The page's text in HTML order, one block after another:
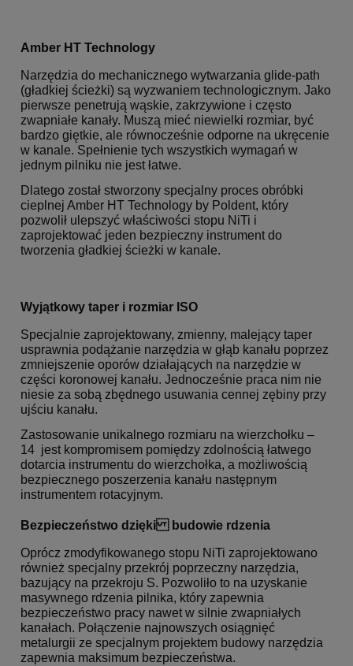
Amber HT Technology
Narzędzia do mechanicznego wytwarzania glide-path
(gładkiej ścieżki) są wyzwaniem technologicznym. Jako
pierwsze penetrują wąskie, zakrzywione i często
zwapniałe kanały. Muszą mieć niewielki rozmiar, być
bardzo giętkie, ale równocześnie odporne na ukręcenie
w kanale. Spełnienie tych wszystkich wymagań w
jednym pilniku nie jest łatwe.
Dlatego został stworzony specjalny proces obróbki
cieplnej Amber HT Technology by Poldent, który
pozwolił ulepszyć właściwości stopu NiTi i
zaprojektować jeden bezpieczny instrument do
tworzenia gładkiej ścieżki w kanale.
Wyjątkowy taper i rozmiar ISO
Specjalnie zaprojektowany, zmienny, malejący taper
usprawnia podążanie narzędzia w głąb kanału poprzez
zmniejszenie oporów działających na narzędzie w
części koronowej kanału. Jednocześnie praca nim nie
niesie za sobą zbędnego usuwania cennej zębiny przy
ujściu kanału.
Zastosowanie unikalnego rozmiaru na wierzchołku –
14 jest kompromisem pomiędzy zdolnością łatwego
dotarcia instrumentu do wierzchołka, a możliwością
bezpiecznego poszerzenia kanału następnym
instrumentem rotacyjnym.
Bezpieczeństwo dzięki budowie rdzenia
Oprócz zmodyfikowanego stopu NiTi zaprojektowano
również specjalny przekrój poprzeczny narzędzia,
bazujący na przekroju S. Pozwoliło to na uzyskanie
masywnego rdzenia pilnika, który zapewnia
bezpieczeństwo pracy nawet w silnie zwapniałych
kanałach. Połączenie najnowszych osiągnięć
metalurgii ze specjalnym projektem budowy narzędzia
zapewnia maksimum bezpieczeństwa.